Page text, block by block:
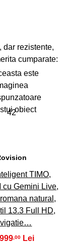
dar rezistente,
cumparate:
42
TIMO,
cu Gemini Live,
natural,
13.3 Full HD,
,00